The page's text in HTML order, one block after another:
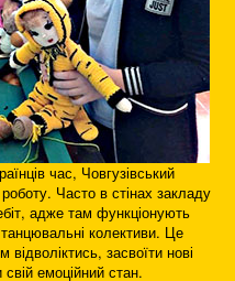
час, Човгузівський
Часто в стінах закладу
адже там функціонують
колективи. Це
засвоїти нові
емоційний стан.